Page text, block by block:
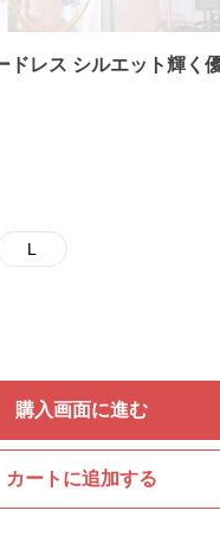
ドレス シルエット輝く
L
購入画面に進む
カートに追加する